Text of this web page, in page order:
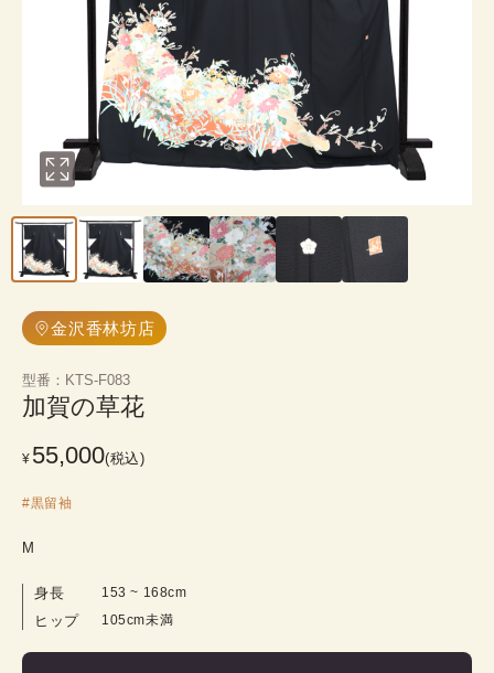
金沢香林坊店
型番 ： KTS-F083
加賀の草花
¥ 55,000(税込)
#黒留袖
M
身長 153 ~ 168cm
ヒップ 105cm未満